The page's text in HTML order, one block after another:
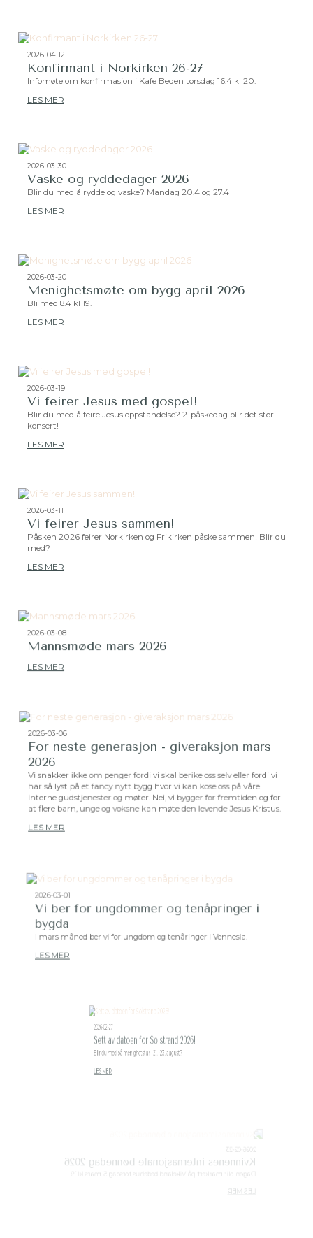
2026-04-12
Konfirmant i Norkirken 26-27
Infomøte om konfirmasjon i Kafe Beden torsdag 16.4 kl 20.
LES MER
2026-03-30
Vaske og ryddedager 2026
Blir du med å rydde og vaske? Mandag 20.4 og 27.4
LES MER
2026-03-20
Menighetsmøte om bygg april 2026
Bli med 8.4 kl 19.
LES MER
2026-03-19
Vi feirer Jesus med gospel!
Blir du med å feire Jesus oppstandelse? 2. påskedag blir det stor
konsert!
LES MER
2026-03-11
Vi feirer Jesus sammen!
Påsken 2026 feirer Norkirken og Frikirken påske sammen! Blir du
med?
LES MER
2026-03-08
Mannsmøde mars 2026
LES MER
2026-03-06
For neste generasjon - giveraksjon mars
2026
Vi snakker ikke om penger fordi vi skal berike oss selv eller fordi vi
har så lyst på et fancy nytt bygg hvor vi kan kose oss på våre
interne gudstjenester og møter. Nei, vi bygger for fremtiden og for
at flere barn, unge og voksne kan møte den levende Jesus Kristus.
LES MER
2026-03-01
Vi ber for ungdommer og tenåpringer i
bygda
I mars måned ber vi for ungdom og tenåringer i Vennesla.
LES MER
Sett av datoen for Solstrand 2026!
Blir du med på menighetstur i 21. -23. august?
Dagen blir markert på Vikeland bedehus torsdag 5. mars kl 19.